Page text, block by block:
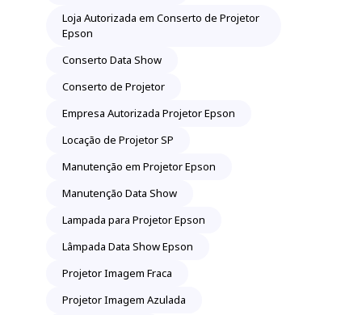
Loja Autorizada em Conserto de Projetor
Epson
Conserto Data Show
Conserto de Projetor
Empresa Autorizada Projetor Epson
Locação de Projetor SP
Manutenção em Projetor Epson
Manutenção Data Show
Lampada para Projetor Epson
Lâmpada Data Show Epson
Projetor Imagem Fraca
Projetor Imagem Azulada